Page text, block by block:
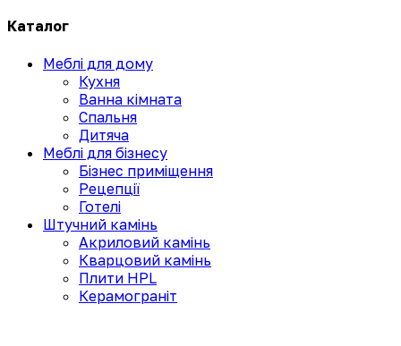
Каталог
Меблі для дому
Кухня
Ванна кімната
Спальня
Дитяча
Меблі для бізнесу
Бізнес приміщення
Рецепції
Готелі
Штучний камінь
Акриловий камінь
Кварцовий камінь
Плити HPL
Керамограніт